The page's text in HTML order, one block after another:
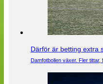
Därför är betting extra
Damfotbollen växer. Fler